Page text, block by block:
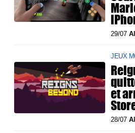
29/07
JEUX
et
28/07